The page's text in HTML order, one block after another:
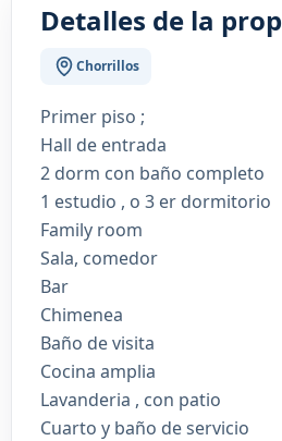
Detalles de la
Chorrillos
Primer piso ;
Hall de entrada
2 dorm con baño completo
1 estudio , o 3 er dormitorio
Family room
Sala, comedor
Bar
Chimenea
Baño de visita
Cocina amplia
Lavanderia , con patio
Cuarto y baño de servicio